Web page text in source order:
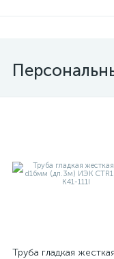
Труба гладкая